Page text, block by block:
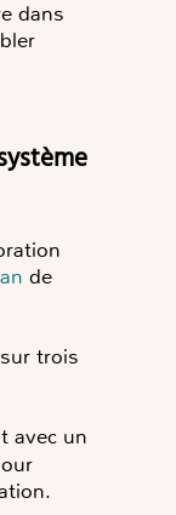
dans
de
trois
avec un